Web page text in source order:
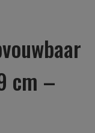
cm –